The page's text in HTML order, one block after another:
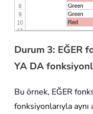
Durum 3: EĞER
YA DA
Bu örnek, EĞER
fonksiyonlarıyla